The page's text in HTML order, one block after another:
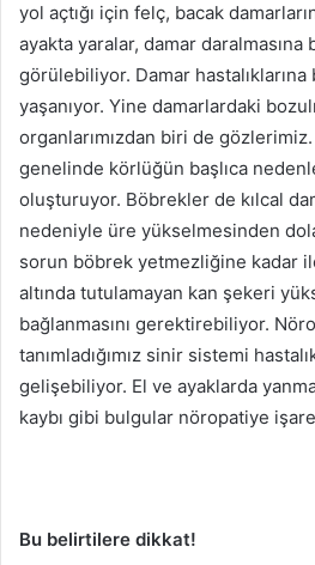
yol açtığı için felç, bacak
ayakta yaralar, damar daralmasına
görülebiliyor. Damar hastalıklarına
yaşanıyor. Yine damarlardaki
organlarımızdan biri de
genelinde körlüğün başlıca
oluşturuyor. Böbrekler de kılcal
nedeniyle üre yükselmesinden
sorun böbrek yetmezliğine kadar
altında tutulamayan kan şekeri
bağlanmasını gerektirebiliyor.
tanımladığımız sinir sistemi
gelişebiliyor. El ve ayaklarda
kaybı gibi bulgular nöropatiye
Bu belirtilere dikkat!